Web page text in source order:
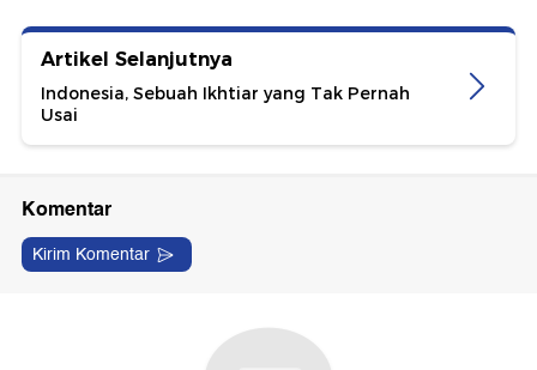
Artikel Selanjutnya
Indonesia, Sebuah Ikhtiar yang Tak Pernah
Usai